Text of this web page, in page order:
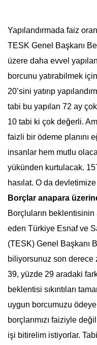
Yapılandırmada faiz
TESK Genel Başkanı
üzere daha evvel
borcunu yatırabilmek
20’sini yatırıp
tabi bu yapılan 72 ay
10 tabi ki çok değerli.
faizli bir ödeme planını
insanlar hem mutlu
yükünden kurtulacak.
hasılat. O da
Borçlar anapara
Borçluların
eden Türkiye Esnaf ve
(TESK) Genel Başkanı
biliyorsunuz son derece
39, yüzde 29 aradaki
beklentisi sıkıntıları
uygun borcumuzu
borçlarımızı faiziyle
işi bitirelim istiyorlar.